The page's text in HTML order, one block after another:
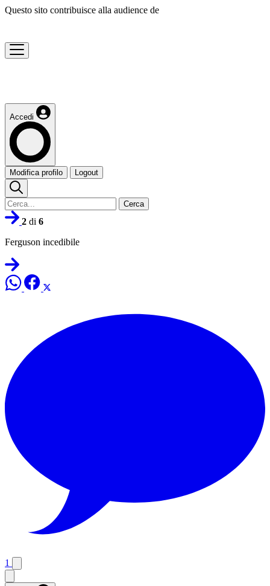
Questo sito contribuisce alla audience de
Accedi
Modifica profilo Logout
Cerca
2 di 6
Ferguson incedibile
1